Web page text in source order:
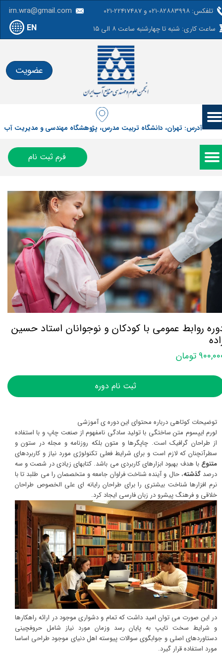
irn.wra@gmail.com
تلفکس: ۸۲۸۸۳۹۹۸-۰۲۱ و 22417487-۰۲۱
ساعت کاری: شنبه تا چهارشنبه ساعت ۸ الی ۱۵
EN
عضویت
آدرس: تهران، دانشگاه تربیت مدرس، پژوهشگاه مهندسی و مدیریت آب
فرم ثبت نام
روابط عمومی با کودکان و نوجوانان استاد حسین
تومان
ثبت نام دوره
توضیحات کوتاهی درباره محتوای این دوره ی آموزشی
لورم ایپسوم متن ساختگی با تولید سادگی نامفهوم از صنعت چاپ و با استفاده
از طراحان گرافیک است. چاپگرها و متون بلکه روزنامه و مجله در ستون و
سطرآنچنان که لازم است و برای شرایط فعلی تکنولوژی مورد نیاز و کاربردهای
متنوعبا هدف بهبود ابزارهای کاربردی می باشد. کتابهای زیادی در شصت و سه
درصدگذشته، حال و آینده شناخت فراوان جامعه و متخصصان را می طلبد تا با
نرم افزارها شناخت بیشتری را برای طراحان رایانه ای علی الخصوص طراحان
خلاقی و فرهنگ پیشرو در زبان فارسی ایجاد کرد.
در این صورت می توان امید داشت که تمام و دشواری موجود در ارائه راهکارها
و شرایط سخت تایپ به پایان رسد وزمان مورد نیاز شامل حروفچینی
دستاوردهای اصلی و جوابگوی سوالات پیوسته اهل دنیای موجود طراحی اساسا
مورد استفاده قرار گیرد.